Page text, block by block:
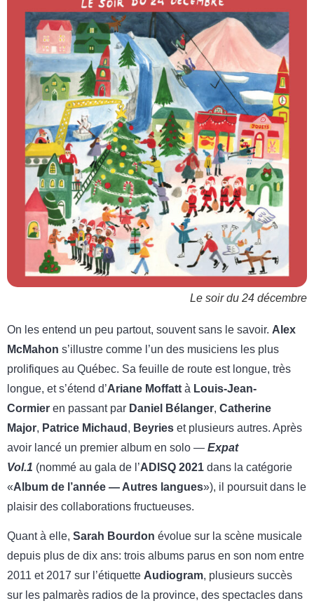
Le soir du 24 décembre
On les entend un peu partout, souvent sans le savoir. Alex
McMahon s’illustre comme l’un des musiciens les plus
prolifiques au Québec. Sa feuille de route est longue, très
longue, et s’étend d’Ariane Moffatt à Louis-Jean-
Cormier en passant par Daniel Bélanger, Catherine
Major, Patrice Michaud , Beyries et plusieurs autres. Après
avoir lancé un premier album en solo — Expat
Vol.1 (nommé au gala de l’ADISQ 2021 dans la catégorie
«Album de l’année — Autres langues»), il poursuit dans le
plaisir des collaborations fructueuses.
Quant à elle, Sarah Bourdon évolue sur la scène musicale
depuis plus de dix ans: trois albums parus en son nom entre
2011 et 2017 sur l’étiquette Audiogram, plusieurs succès
sur les palmarès radios de la province, des spectacles dans